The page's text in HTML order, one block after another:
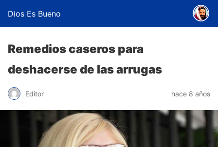
Dios Es Bueno
Remedios caseros para
deshacerse de las arrugas
Editor hace 8 años